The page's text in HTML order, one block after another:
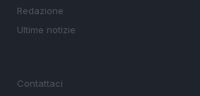
Redazione
Ultime notizie
Contattaci